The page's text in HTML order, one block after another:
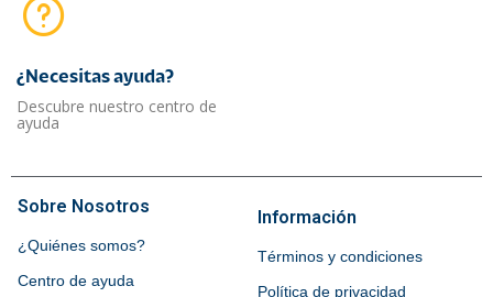
¿Necesitas ayuda?​
Descubre nuestro centro de
ayuda
Sobre Nosotros
¿Quiénes somos?
Centro de ayuda
Información
Términos y condiciones
Política de privacidad